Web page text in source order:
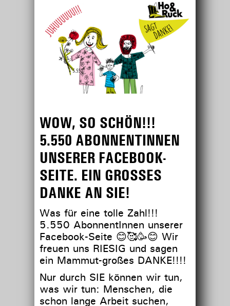
WOW, SO SCHÖN!!!
5.550 ABONNENTINNEN
UNSERER FACEBOOK-
SEITE. EIN GROSSES D
ANKE AN SIE!
Was für eine tolle Zahl!!!
5.550 AbonnentInnen unserer
Facebook-Seite 😊🥰🥳😊 Wir
freuen uns RIESIG und sagen
ein Mammut-großes DANKE!!!!
Nur durch SIE können wir tun,
was wir tun: Menschen, die
schon lange Arbeit suchen,